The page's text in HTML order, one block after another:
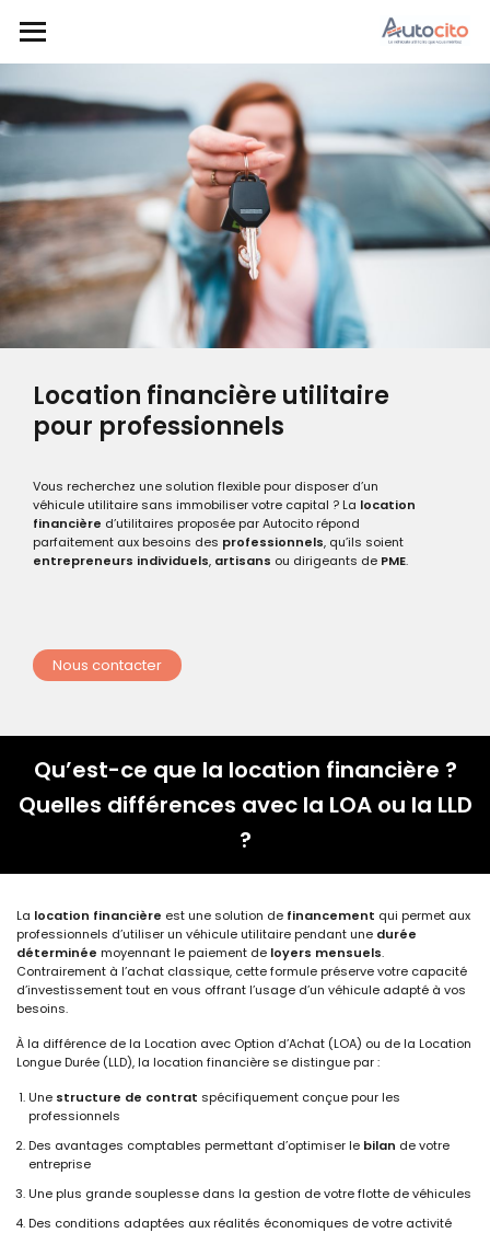
Location financière utilitaire
pour professionnels
Vous recherchez une solution flexible pour disposer d’un
véhicule utilitaire sans immobiliser votre capital ? La location
financière d’utilitaires proposée par Autocito répond
parfaitement aux besoins des professionnels, qu’ils soient
entrepreneurs individuels, artisans ou dirigeants de PME.
Nous contacter
Qu’est-ce que la location financière ?
Quelles différences avec la LOA ou la LLD
?
La location financière est une solution de financement qui permet aux
professionnels d’utiliser un véhicule utilitaire pendant une durée
déterminée moyennant le paiement de loyers mensuels.
Contrairement à l’achat classique, cette formule préserve votre capacité
d’investissement tout en vous offrant l’usage d’un véhicule adapté à vos
besoins.
À la différence de la Location avec Option d’Achat (LOA) ou de la Location
Longue Durée (LLD), la location financière se distingue par :
Une structure de contrat spécifiquement conçue pour les
professionnels
Des avantages comptables permettant d’optimiser le bilan de votre
entreprise
Une plus grande souplesse dans la gestion de votre flotte de véhicules
Des conditions adaptées aux réalités économiques de votre activité